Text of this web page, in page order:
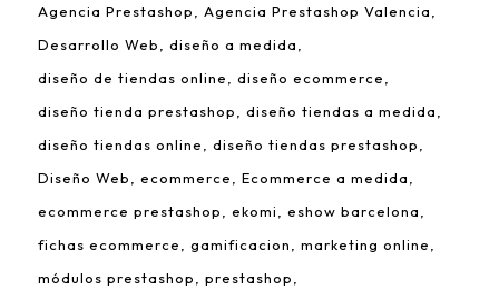
Agencia Prestashop
Agencia Prestashop Valencia
Desarrollo Web
diseño a medida
diseño de tiendas online
diseño ecommerce
diseño tienda prestashop
diseño tiendas a medida
diseño tiendas online
diseño tiendas prestashop
Diseño Web
ecommerce
Ecommerce a medida
ecommerce prestashop
ekomi
eshow barcelona
fichas ecommerce
gamificacion
marketing online
módulos prestashop
prestashop